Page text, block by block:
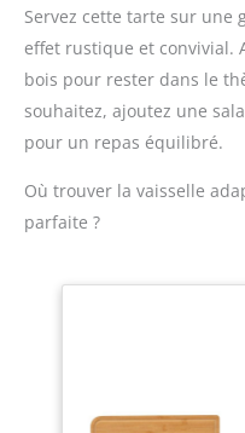
Servez cette tarte sur une
effet rustique et convivial.
bois pour rester dans le
souhaitez, ajoutez une
pour un repas équilibré.
Où trouver la vaisselle
parfaite ?